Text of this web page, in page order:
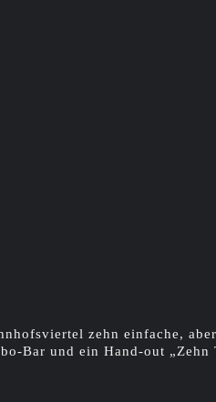
zehn einfache,
Bar und ein Hand-out „Zehn